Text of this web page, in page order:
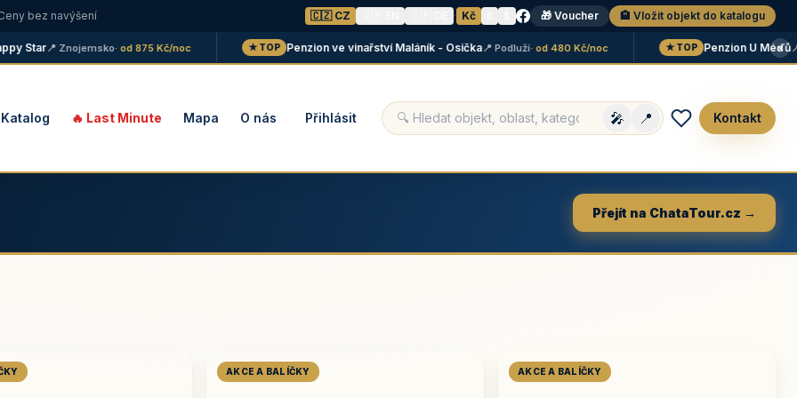
bez navýšení 🇨🇿 CZ · Kč 🎁 Voucher 🏨 Vložit objekt do katalogu
📍 Znojemsko· od 875 Kč/noc ★ TOP Penzion ve vinařství Maláník - Osička📍 Podluží· od 480 Kč/noc ★ TOP Penzion U Méďů📍×
Katalog 🔥 Last Minute Mapa O nás Přihlásit 🎤 📍 Kontakt
Přejít na ChataTour.cz →
AKCE A BALÍČKY AKCE A BALÍČKY